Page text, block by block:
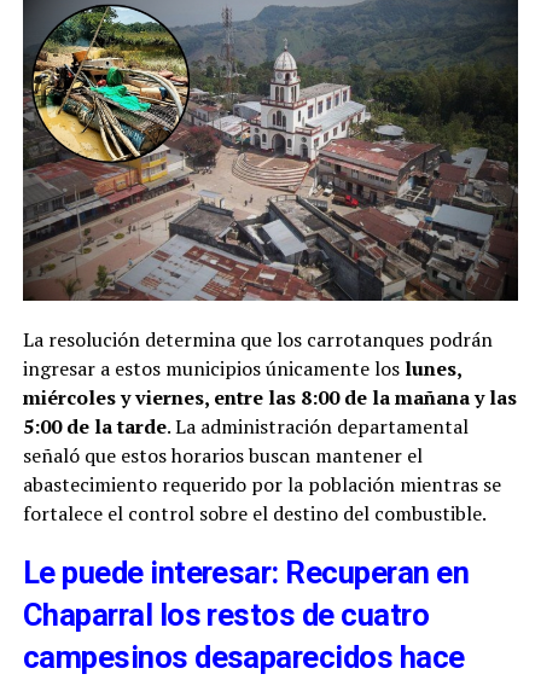
La resolución determina que los carrotanques podrán
ingresar a estos municipios únicamente los lunes,
miércoles y viernes, entre las 8:00 de la mañana y las
5:00 de la tarde. La administración departamental
señaló que estos horarios buscan mantener el
abastecimiento requerido por la población mientras se
fortalece el control sobre el destino del combustible.
Le puede interesar: Recuperan en
Chaparral los restos de cuatro
campesinos desaparecidos hace